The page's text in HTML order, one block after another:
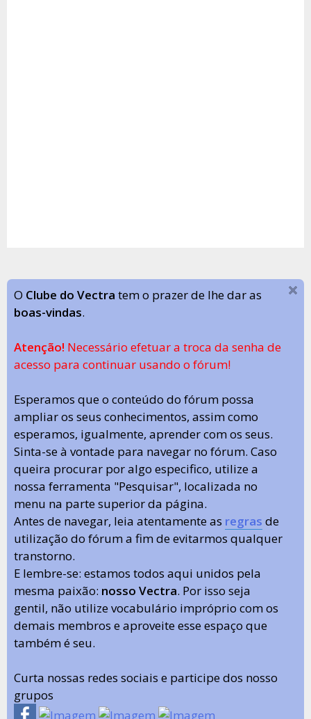
O Clube do Vectra tem o prazer de lhe dar as
boas-vindas.
Atenção! Necessário efetuar a troca da senha de
acesso para continuar usando o fórum!
Esperamos que o conteúdo do fórum possa
ampliar os seus conhecimentos, assim como
esperamos, igualmente, aprender com os seus.
Sinta-se à vontade para navegar no fórum. Caso
queira procurar por algo especifico, utilize a
nossa ferramenta "Pesquisar", localizada no
menu na parte superior da página.
Antes de navegar, leia atentamente as regras de
utilização do fórum a fim de evitarmos qualquer
transtorno.
E lembre-se: estamos todos aqui unidos pela
mesma paixão: nosso Vectra. Por isso seja
gentil, não utilize vocabulário impróprio com os
demais membros e aproveite esse espaço que
também é seu.
Curta nossas redes sociais e participe dos nosso
grupos